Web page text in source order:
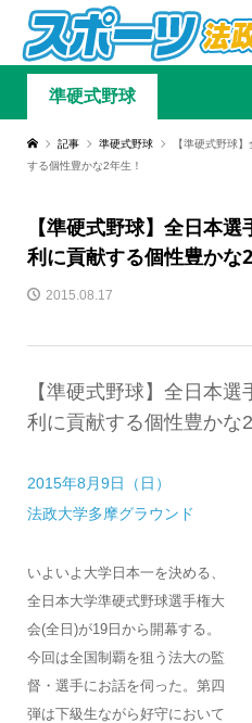
準硬式野球
記事 準硬式野球
【準硬式野球
する個性豊かな2年生！
【準硬式野球】全日本
利に貢献する個性豊かな
2015.08.17
【準硬式野球】全日本
利に貢献する個性豊かな2
2015年8月9日（日）
法政大学多摩グラウンド
いよいよ大学日本一を決める、
全日本大学準硬式野球選手権大
会(全日)が19日から開幕する。
今回は全国制覇を狙う法大の監
督・選手にお話を伺った。第四
弾は下級生ながら好守において